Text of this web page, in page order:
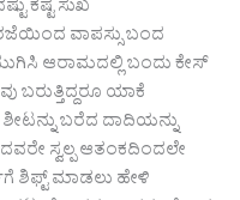
ಕಷ್ಟ ಸುಖ
ವಾಪಸ್ಸು ಬಂದ
ಆರಾಮದಲ್ಲಿ ಬಂದು ಕೇಸ್‌
ಬರುತ್ತಿದ್ದರೂ ಯಾಕೆ
ಬರೆದ ದಾದಿಯನ್ನು
ಸ್ವಲ್ಪ ಆತಂಕದಿಂದಲೇ
ಶಿಫ್ಟ್‌ ಮಾಡಲು ಹೇಳಿ